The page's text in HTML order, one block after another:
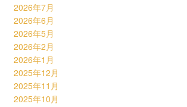
2026年7月
2026年6月
2026年5月
2026年2月
2026年1月
2025年12月
2025年11月
2025年10月